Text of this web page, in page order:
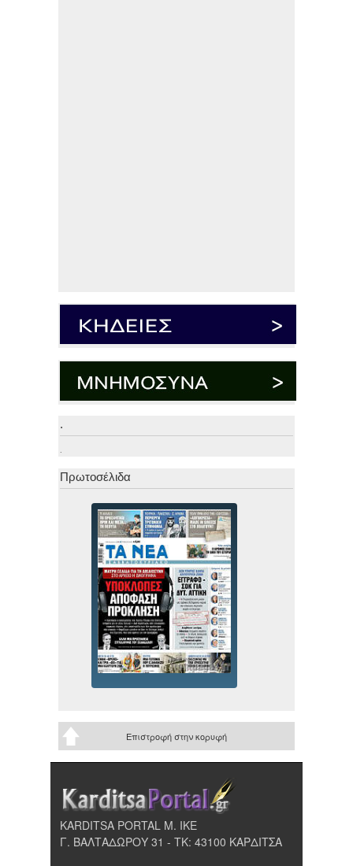
.
.
Πρωτοσέλιδα
Επιστροφή στην κορυφή
KARDITSA PORTAL Μ. ΙΚΕ
Γ. ΒΑΛΤΑΔΩΡΟΥ 31 - ΤΚ: 43100 ΚΑΡΔΙΤΣΑ